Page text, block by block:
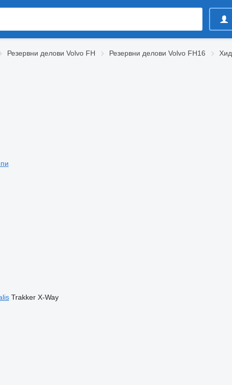
Резервни делови Volvo FH Резервни делови Volvo FH16
Trakker X-Way